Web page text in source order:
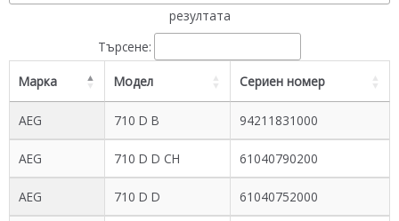
резултата
Търсене:
Марка Модел Сериен номер
AEG 710 D B 94211831000
AEG 710 D D CH 61040790200
AEG 710 D D 61040752000